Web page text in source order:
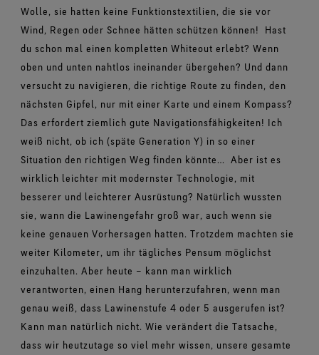
Wolle, sie hatten keine Funktionstextilien, die sie vor
Wind, Regen oder Schnee hätten schützen können!
Hast
du schon mal einen kompletten Whiteout erlebt? Wenn
oben und unten nahtlos ineinander übergehen? Und dann
versucht zu navigieren, die richtige Route zu finden, den
nächsten Gipfel, nur mit einer Karte und einem Kompass?
Das erfordert ziemlich gute Navigationsfähigkeiten! Ich
weiß nicht, ob ich (späte Generation Y) in so einer
Situation den richtigen Weg finden könnte… Aber ist es
wirklich leichter mit modernster Technologie, mit
besserer und leichterer Ausrüstung? Natürlich wussten
sie, wann die Lawinengefahr groß war, auch wenn sie
keine genauen Vorhersagen hatten. Trotzdem machten sie
weiter Kilometer, um ihr tägliches Pensum möglichst
einzuhalten. Aber heute – kann man wirklich
verantworten, einen Hang herunterzufahren, wenn man
genau weiß, dass Lawinenstufe 4 oder 5 ausgerufen ist?
Kann man natürlich nicht. Wie verändert die Tatsache,
dass wir heutzutage so viel mehr wissen, unsere gesamte